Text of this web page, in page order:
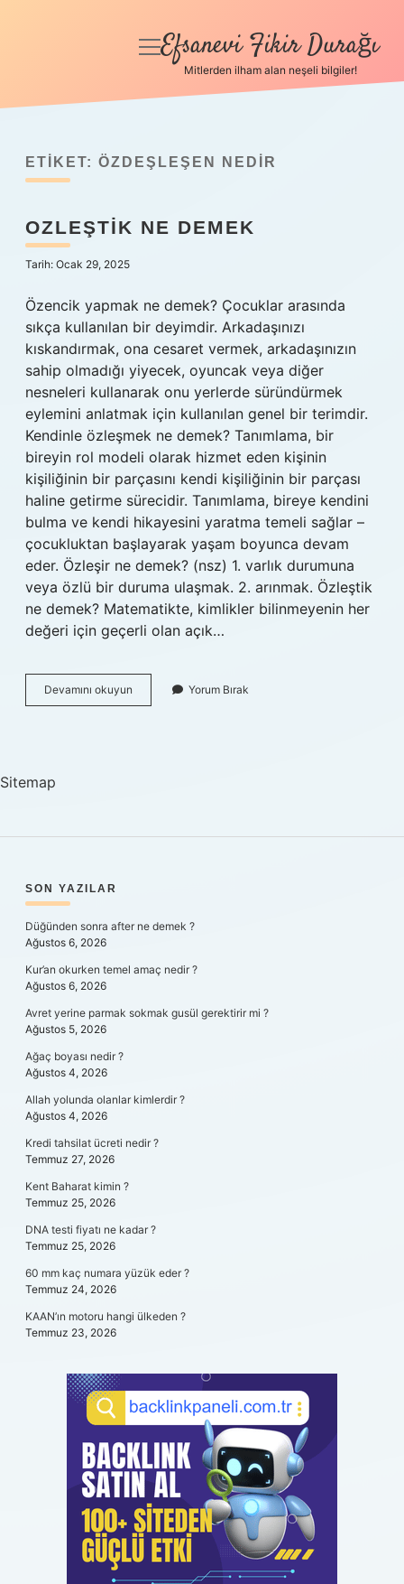
Anasayfa
Yasal Uyarı
Hakkımızda
menüyü
Efsanevi Fikir Durağı
Mitlerden ilham alan neşeli bilgiler!
ETIKET: ÖZDEŞLEŞEN NEDIR
OZLEŞTIK NE DEMEK
Tarih: Ocak 29, 2025
Özencik yapmak ne demek? Çocuklar arasında
sıkça kullanılan bir deyimdir. Arkadaşınızı
kıskandırmak, ona cesaret vermek, arkadaşınızın
sahip olmadığı yiyecek, oyuncak veya diğer
nesneleri kullanarak onu yerlerde süründürmek
eylemini anlatmak için kullanılan genel bir terimdir.
Kendinle özleşmek ne demek? Tanımlama, bir
bireyin rol modeli olarak hizmet eden kişinin
kişiliğinin bir parçasını kendi kişiliğinin bir parçası
haline getirme sürecidir. Tanımlama, bireye kendini
bulma ve kendi hikayesini yaratma temeli sağlar –
çocukluktan başlayarak yaşam boyunca devam
eder. Özleşir ne demek? (nsz) 1. varlık durumuna
veya özlü bir duruma ulaşmak. 2. arınmak. Özleştik
ne demek? Matematikte, kimlikler bilinmeyenin her
değeri için geçerli olan açık…
Devamını okuyun Ozleştik
Ne
Yorum Bırak
Sitemap
SIDEBAR
SON YAZILAR
Düğünden sonra after ne demek ?
Ağustos 6, 2026
Kur’an okurken temel amaç nedir ?
Ağustos 6, 2026
Avret yerine parmak sokmak gusül gerektirir mi ?
Ağustos 5, 2026
Ağaç boyası nedir ?
Ağustos 4, 2026
Allah yolunda olanlar kimlerdir ?
Ağustos 4, 2026
Kredi tahsilat ücreti nedir ?
Temmuz 27, 2026
Kent Baharat kimin ?
Temmuz 25, 2026
DNA testi fiyatı ne kadar ?
Temmuz 25, 2026
60 mm kaç numara yüzük eder ?
Temmuz 24, 2026
KAAN’ın motoru hangi ülkeden ?
Temmuz 23, 2026